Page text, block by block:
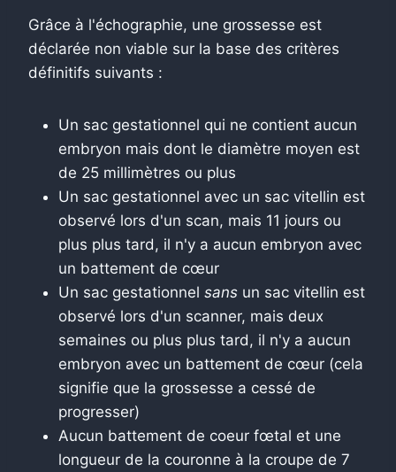
Grâce à l'échographie, une grossesse est
déclarée non viable sur la base des critères
définitifs suivants :
Un sac gestationnel qui ne contient aucun
embryon mais dont le diamètre moyen est
de 25 millimètres ou plus
Un sac gestationnel avec un sac vitellin est
observé lors d'un scan, mais 11 jours ou
plus plus tard, il n'y a aucun embryon avec
un battement de cœur
Un sac gestationnel sans un sac vitellin est
observé lors d'un scanner, mais deux
semaines ou plus plus tard, il n'y a aucun
embryon avec un battement de cœur (cela
signifie que la grossesse a cessé de
progresser)
Aucun battement de coeur fœtal et une
longueur de la couronne à la croupe de 7